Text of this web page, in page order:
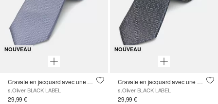
NOUVEAU
Cravate en jacquard avec une part de soie
s.Oliver BLACK LABEL
29,99 €
NOUVEAU
Cravate en jacquard avec une part de soie
s.Oliver BLACK LABEL
29,99 €